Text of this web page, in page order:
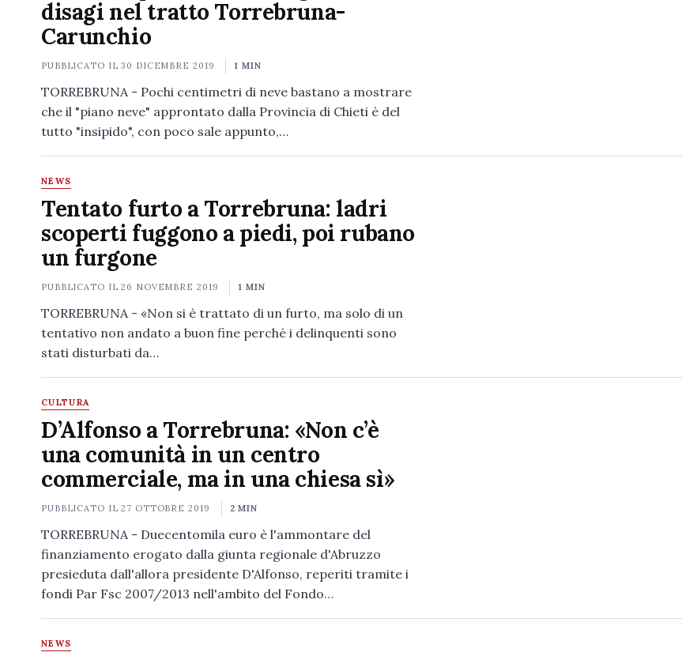
disagi nel tratto Torrebruna-
Carunchio
PUBBLICATO IL30 DICEMBRE 2019 1 MIN
TORREBRUNA - Pochi centimetri di neve bastano a mostrare
che il "piano neve" approntato dalla Provincia di Chieti è del
tutto "insipido", con poco sale appunto,…
NEWS
Tentato furto a Torrebruna: ladri
scoperti fuggono a piedi, poi rubano
un furgone
PUBBLICATO IL26 NOVEMBRE 2019 1 MIN
TORREBRUNA - «Non si è trattato di un furto, ma solo di un
tentativo non andato a buon fine perché i delinquenti sono
stati disturbati da…
CULTURA
D’Alfonso a Torrebruna: «Non c’è
una comunità in un centro
commerciale, ma in una chiesa sì»
PUBBLICATO IL27 OTTOBRE 2019 2 MIN
TORREBRUNA - Duecentomila euro è l'ammontare del
finanziamento erogato dalla giunta regionale d'Abruzzo
presieduta dall'allora presidente D'Alfonso, reperiti tramite i
fondi Par Fsc 2007/2013 nell'ambito del Fondo…
NEWS